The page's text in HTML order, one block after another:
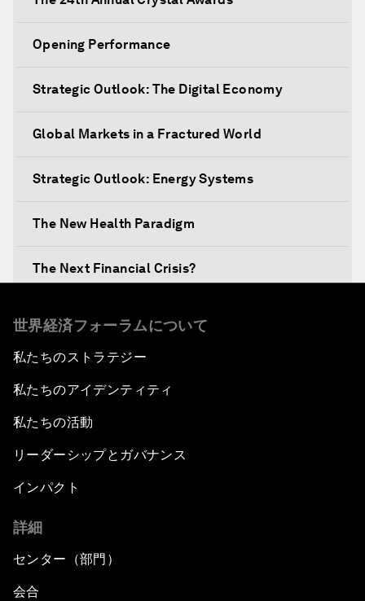
Opening Performance
Strategic Outlook: The Digital Economy
Global Markets in a Fractured World
Strategic Outlook: Energy Systems
The New Health Paradigm
The Next Financial Crisis?
In Technology We Trust?
Opening Plenary with Narendra Modi, Prime
Minister of India
Inequality?
世界経済フォーラムについて
私たちのストラテジー
私たちのアイデンティティ
私たちの活動
リーダーシップとガバナンス
インパクト
詳細
センター（部門）
会合